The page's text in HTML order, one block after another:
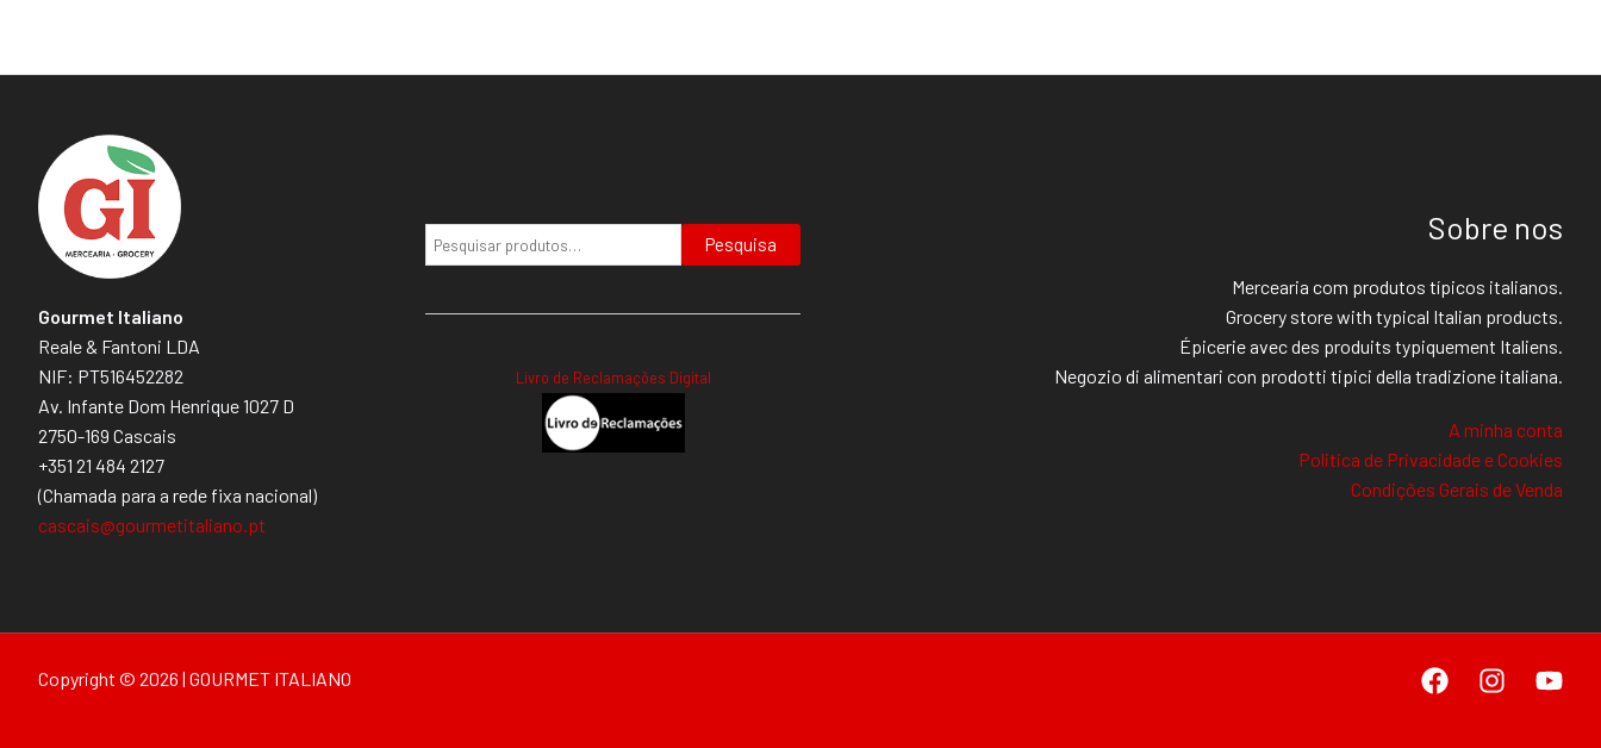
Gourmet Italiano
Reale & Fantoni LDA
NIF: PT516452282
Av. Infante Dom Henrique 1027 D
2750-169 Cascais
+351 21 484 2127
(Chamada para a rede fixa nacional)
cascais@gourmetitaliano.pt
Pesquisa
Livro de Reclamações Digital
Sobre nos
Mercearia com produtos típicos italianos.
Grocery store with typical Italian products.
Épicerie avec des produits typiquement Italiens.
Negozio di alimentari con prodotti tipici della tradizione italiana.
A minha conta
Politica de Privacidade e Cookies
Condições Gerais de Venda
Copyright © 2026 | GOURMET ITALIANO